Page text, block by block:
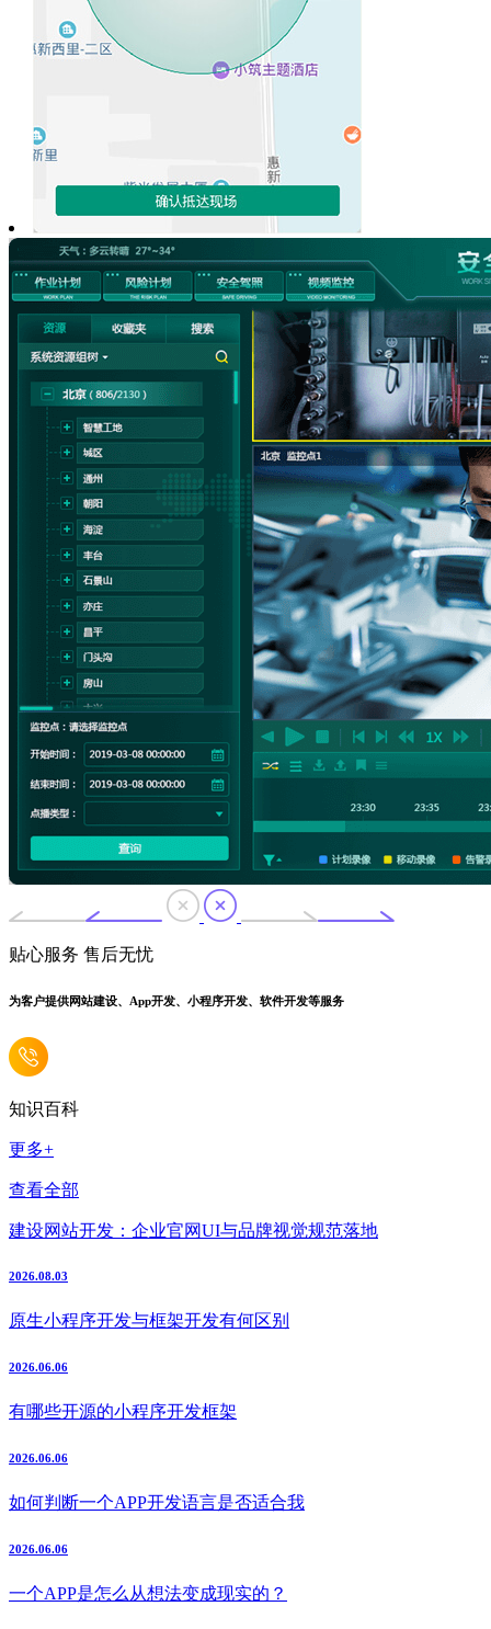
贴心服务 售后无忧
为客户提供网站建设、App开发、小程序开发、软件开发等服务
知识百科
更多+
查看全部
建设网站开发：企业官网UI与品牌视觉规范落地
2026.08.03
原生小程序开发与框架开发有何区别
2026.06.06
有哪些开源的小程序开发框架
2026.06.06
如何判断一个APP开发语言是否适合我
2026.06.06
一个APP是怎么从想法变成现实的？